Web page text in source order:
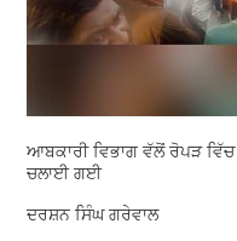
ਆਬਕਾਰੀ ਵਿਭਾਗ ਵੱਲੋਂ ਰੋਪੜ
ਚਲਾਈ ਗਈ
ਦਰਸ਼ਨ ਸਿੰਘ ਗਰੇਵਾਲ